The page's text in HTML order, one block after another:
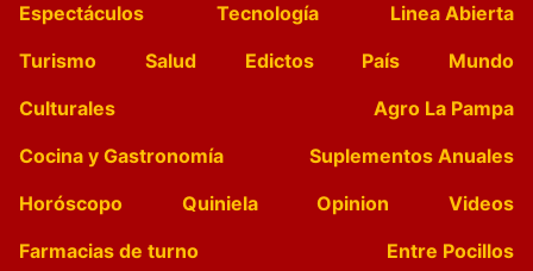
Espectáculos
Tecnología
Linea Abierta
Turismo
Salud Edictos País
Mundo
Culturales
Agro La Pampa
Cocina y Gastronomía
Suplementos Anuales
Horóscopo
Quiniela Opinion
Videos
Farmacias de turno
Entre Pocillos